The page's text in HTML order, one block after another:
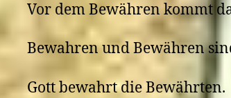
Vor dem Bewähren kommt
Bewahren und Bewähren
Gott bewahrt die Bewährten.